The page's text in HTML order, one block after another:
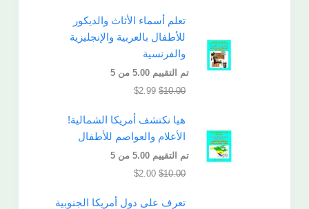
تعلم أسماء الأثاث والديكور
للأطفال بالعربية والإنجليزية
والفرنسية
تم التقييم 5.00من 5
$10.00
$2.99
هيا نكتشف أمريكا الشمالية!
الأعلام والعواصم للأطفال
تم التقييم 5.00من 5
$10.00
$2.00
تعرف على دول أمريكا الجنوبية